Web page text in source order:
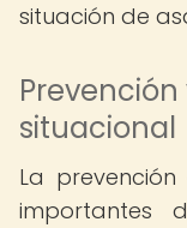
situación de
situacional
La
importantes